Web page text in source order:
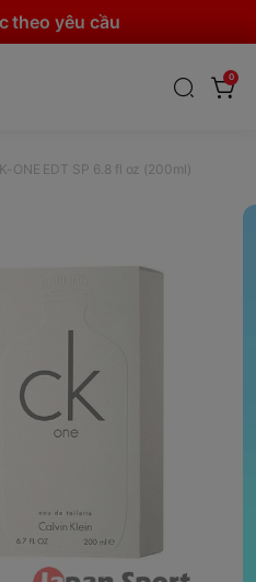
theo yêu cầu
0
ONE EDT SP 6.8 fl oz (200ml)